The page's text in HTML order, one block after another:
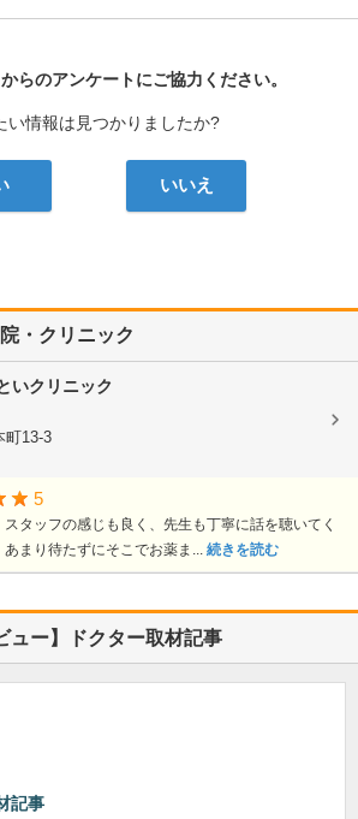
病院なび
からのアンケートにご協力ください。
い情報は見つかりましたか?
いいえ
・クリニック
いクリニック
町13-3
5
タッフの感じも良く、先生も丁寧に話を聴いてく
まり待たずにそこでお薬ま... 続きを読む
ュー】ドクター取材記事
記事